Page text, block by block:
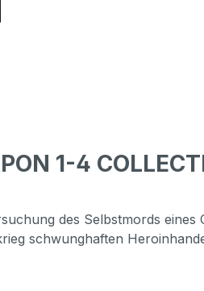
1-4
des Selbstmords
schwunghaften